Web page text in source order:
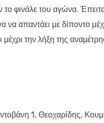
φινάλε του αγώνα.
απαντάει με δίποντο
την λήξη της
1, Θεοχαρίδης,